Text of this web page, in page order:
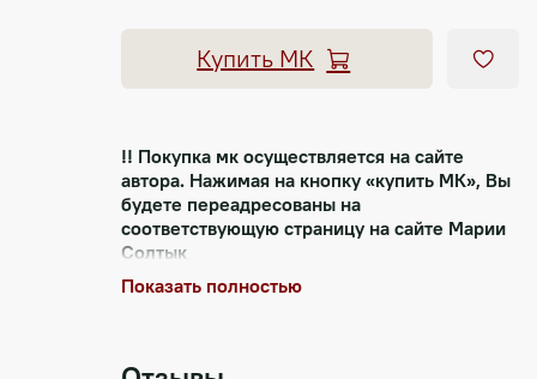
Купить МК
!! Покупка мк осуществляется на сайте
автора. Нажимая на кнопку «купить МК», Вы
будете переадресованы на
соответствующую страницу на сайте Марии
Солтык
Текст автора
Файл PDF с подробным пошаговым
Показать полностью